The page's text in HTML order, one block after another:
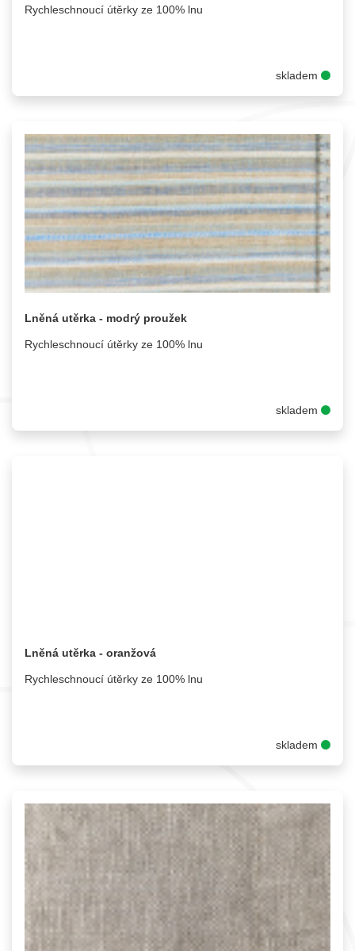
Rychleschnoucí útěrky ze 100% lnu
skladem
Lněná utěrka - modrý proužek
Rychleschnoucí útěrky ze 100% lnu
skladem
Lněná utěrka - oranžová
Rychleschnoucí útěrky ze 100% lnu
skladem